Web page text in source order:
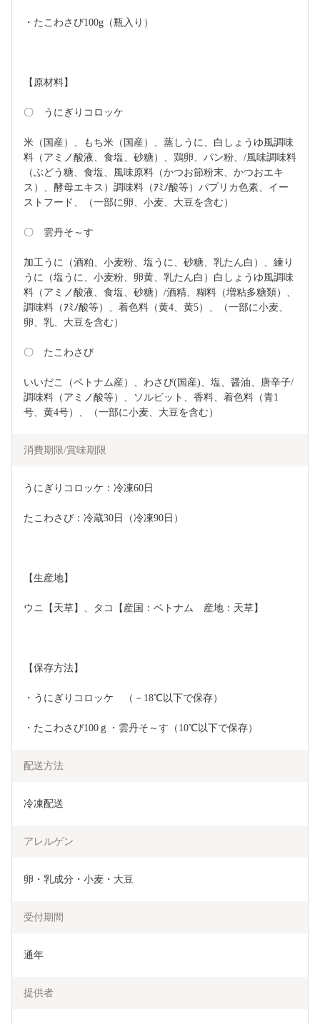
・たこわさび100g（瓶入り）
【原材料】
〇　うにぎりコロッケ
米（国産）、もち米（国産）、蒸しうに、白しょうゆ風調味
料（アミノ酸液、食塩、砂糖）、鶏卵、パン粉、/風味調味料
（ぶどう糖、食塩、風味原料（かつお節粉末、かつおエキ
ス）、酵母エキス）調味料（ｱﾐﾉ酸等）パプリカ色素、イー
ストフード、（一部に卵、小麦、大豆を含む）
〇　雲丹そ～す
加工うに（酒粕、小麦粉、塩うに、砂糖、乳たん白）、練り
うに（塩うに、小麦粉、卵黄、乳たん白）白しょうゆ風調味
料（アミノ酸液、食塩、砂糖）/酒精、糊料（増粘多糖類）、
調味料（ｱﾐﾉ酸等）、着色料（黄4、黄5）、（一部に小麦、
卵、乳、大豆を含む）
〇　たこわさび
いいだこ（ベトナム産）、わさび(国産)、塩、醤油、唐辛子/
調味料（アミノ酸等）、ソルビット、香料、着色料（青1
号、黄4号）、（一部に小麦、大豆を含む）
消費期限/賞味期限
うにぎりコロッケ：冷凍60日
たこわさび：冷蔵30日（冷凍90日）
【生産地】
【保存方法】
・うにぎりコロッケ　（－18℃以下で保存）
・たこわさび100ｇ・雲丹そ～す（10℃以下で保存）
配送方法
冷凍配送
アレルゲン
卵・乳成分・小麦・大豆
受付期間
通年
提供者